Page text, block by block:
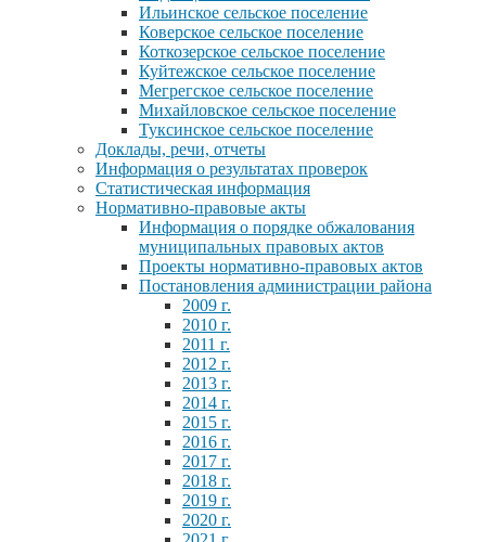
Ильинское сельское поселение
Коверское сельское поселение
Коткозерское сельское поселение
Куйтежское сельское поселение
Мегрегское сельское поселение
Михайловское сельское поселение
Туксинское сельское поселение
Доклады, речи, отчеты
Информация о результатах проверок
Статистическая информация
Нормативно-правовые акты
Информация о порядке обжалования
муниципальных правовых актов
Проекты нормативно-правовых актов
Постановления администрации района
2009 г.
2010 г.
2011 г.
2012 г.
2013 г.
2014 г.
2015 г.
2016 г.
2017 г.
2018 г.
2019 г.
2020 г.